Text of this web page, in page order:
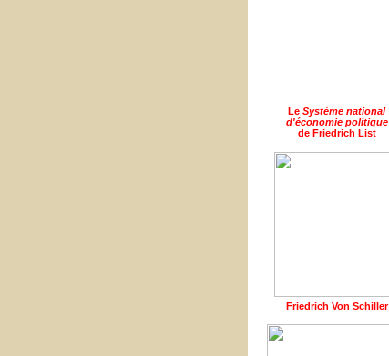
Le Système national
d'économie politique
de Friedrich List
Friedrich Von Schiller